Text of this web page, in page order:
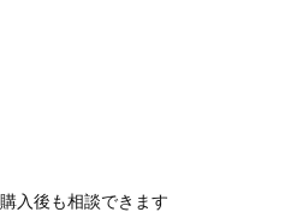
購入後も相談できます